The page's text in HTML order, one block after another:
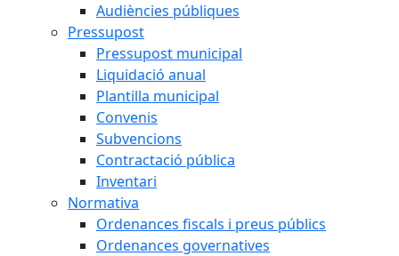
Audiències públiques
Pressupost
Pressupost municipal
Liquidació anual
Plantilla municipal
Convenis
Subvencions
Contractació pública
Inventari
Normativa
Ordenances fiscals i preus públics
Ordenances governatives